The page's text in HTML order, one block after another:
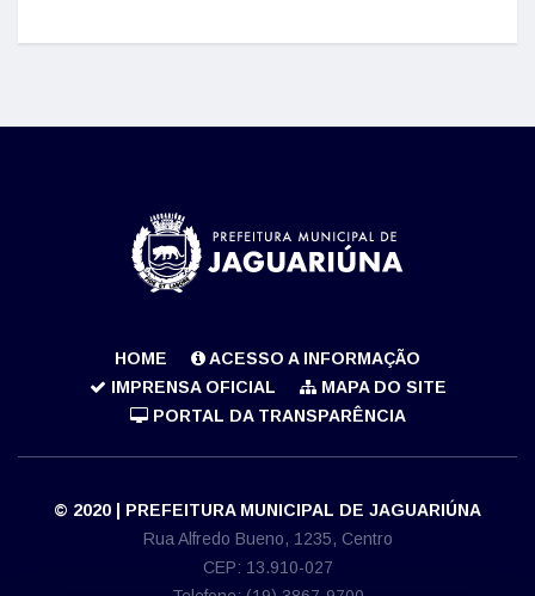
HOME
ACESSO A INFORMAÇÃO
IMPRENSA OFICIAL
MAPA DO SITE
PORTAL DA TRANSPARÊNCIA
© 2020 | PREFEITURA MUNICIPAL DE JAGUARIÚNA
Rua Alfredo Bueno, 1235, Centro
CEP: 13.910-027